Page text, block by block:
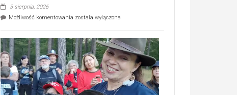
3 sierpnia, 2026
Możliwość komentowania Ekologiczne
–
prawdziwy
skarb
natury
[wideo]
została wyłączona